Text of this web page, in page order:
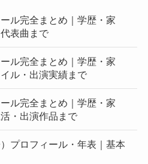
ル完全まとめ｜学歴・家
表曲まで
ル完全まとめ｜学歴・家
ル・出演実績まで
ル完全まとめ｜学歴・家
・出演作品まで
プロフィール・年表｜基本